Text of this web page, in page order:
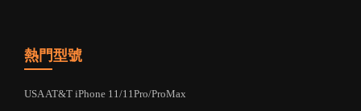
熱門型號
USA AT&T iPhone 11/11Pro/ProMax